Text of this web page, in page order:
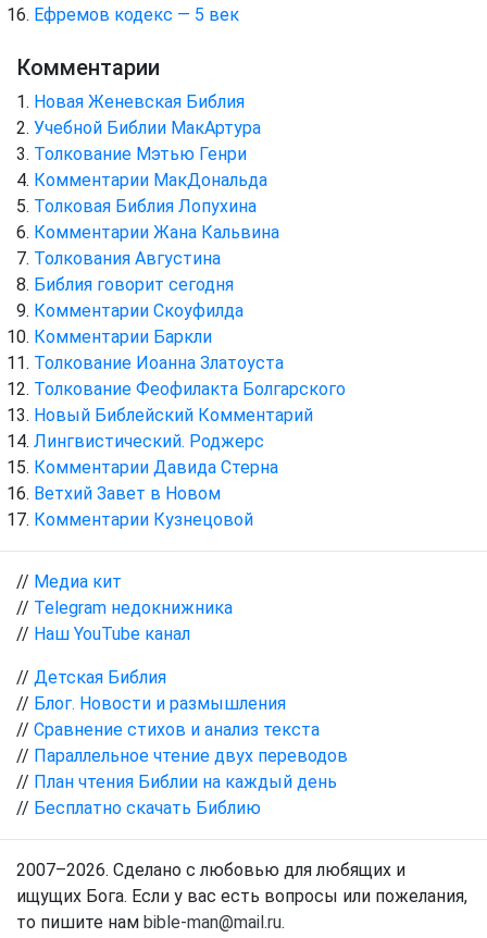
Ефремов кодекс — 5 век
Комментарии
Новая Женевская Библия
Учебной Библии МакАртура
Толкование Мэтью Генри
Комментарии МакДональда
Толковая Библия Лопухина
Комментарии Жана Кальвина
Толкования Августина
Библия говорит сегодня
Комментарии Скоуфилда
Комментарии Баркли
Толкование Иоанна Златоуста
Толкование Феофилакта Болгарского
Новый Библейский Комментарий
Лингвистический. Роджерс
Комментарии Давида Стерна
Ветхий Завет в Новом
Комментарии Кузнецовой
// Медиа кит
// Telegram недокнижника
// Наш YouTube канал
// Детская Библия
// Блог. Новости и размышления
// Сравнение стихов и анализ текста
// Параллельное чтение двух переводов
// План чтения Библии на каждый день
// Бесплатно скачать Библию
2007–2026. Сделано с любовью для любящих и
ищущих Бога. Если у вас есть вопросы или пожелания,
то пишите нам bible-man@mail.ru.